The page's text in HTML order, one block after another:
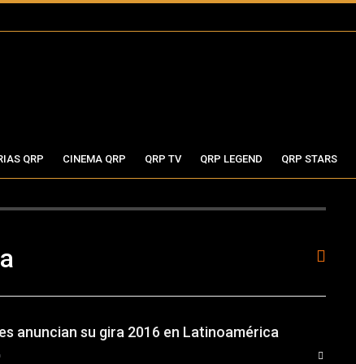
QRP CINEMA QRP QRP TV QRP LEGEND QRP STARS
anuncian su gira 2016 en Latinoamérica